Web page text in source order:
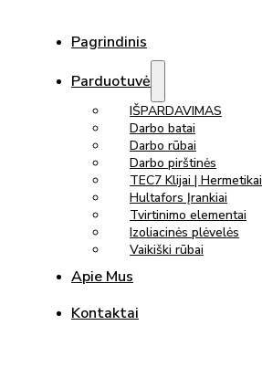
Pagrindinis
Parduotuvė
IŠPARDAVIMAS
Darbo batai
Darbo rūbai
Darbo pirštinės
TEC7 Klijai | Hermetikai
Hultafors Įrankiai
Tvirtinimo elementai
Izoliacinės plėvelės
Vaikiški rūbai
Apie Mus
Kontaktai